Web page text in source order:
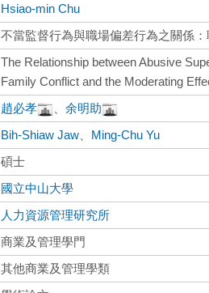
Hsiao-min Chu
不當監督行為與職場偏差行為之關係
The Relationship between Abusive
Family Conflict and the Moderating
趙必孝 、余明助
Bih-Shiaw Jaw
Ming-Chu Yu
碩士
國立中山大學
人力資源管理研究所
商業及管理學門
其他商業及管理學類